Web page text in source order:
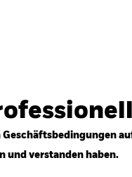
Geschäftsbedingungen
und verstanden haben.